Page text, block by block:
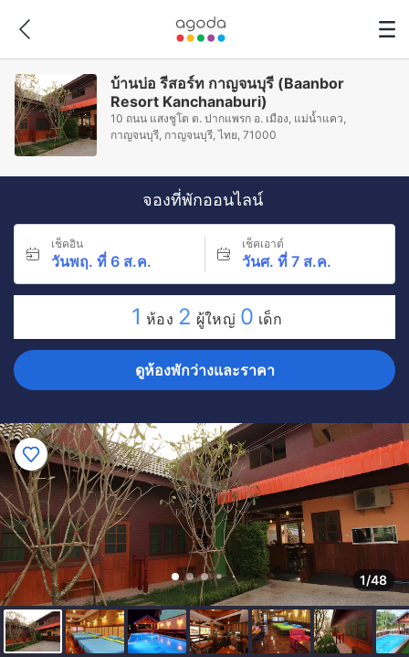
บ้านบ่อ รีสอร์ท กาญจนบุรี (Baanbor
Resort Kanchanaburi)
10 ถนน แสงชูโต ต. ปากแพรก อ. เมือง, แม่น้ำแคว,
กาญจนบุรี, กาญจนบุรี, ไทย, 71000
จองที่พักออนไลน์
เช็คอิน
วันพฤ. ที่ 6 ส.ค.
เช็คเอาต์
วันศ. ที่ 7 ส.ค.
1 ห้อง 2 ผู้ใหญ่ 0 เด็ก
ดูห้องพักว่างและราคา
1/48